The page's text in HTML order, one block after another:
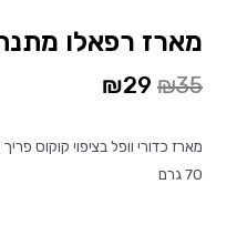
מארז רפאלו
₪35
₪29
מארז כדורי וופל בציפוי קוקוס
70 גרם